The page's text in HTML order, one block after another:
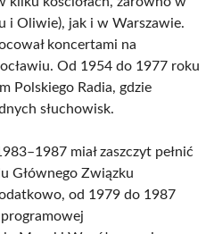
i Oliwie), jak i w Warszawie.
koncertami na
Od 1954 do 1977 roku
Polskiego Radia, gdzie
słuchowisk.
miał zaszczyt pełnić
Głównego Związku
od 1979 do 1987